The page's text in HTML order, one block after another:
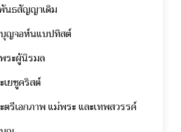
นธสัญญาเดิม
ญจอห์นแบปทิสต์
ระผู้นิรมล
ยซูคริสต์
รีเอกภาพ แม่พระ และเทพสวรรค์